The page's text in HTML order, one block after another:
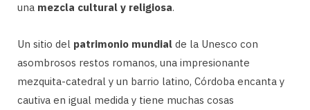
una mezcla cultural y religiosa.
Un sitio del patrimonio mundial de la Unesco con
asombrosos restos romanos, una impresionante
mezquita-catedral y un barrio latino, Córdoba encanta y
cautiva en igual medida y tiene muchas cosas